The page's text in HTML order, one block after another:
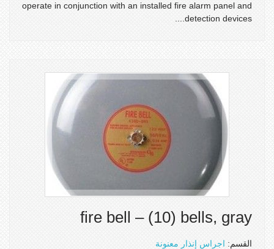
operate in conjunction with an installed fire alarm panel and
detection devices....
fire bell – (10) bells, gray
القسم: اجراس إنذار معنونة